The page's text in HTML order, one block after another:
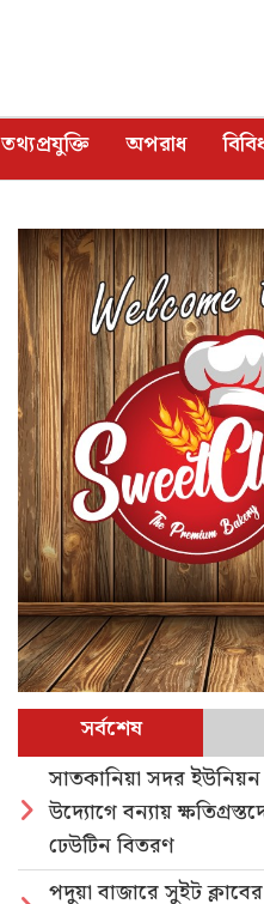
তথ্যপ্রযুক্তি অপরাধ
সর্বশেষ
সাতকানিয়া সদর
উদ্যোগে বন্যায়
ঢেউটিন বিতরণ
পদুয়া বাজারে সুইট